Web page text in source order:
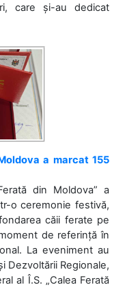
care și-au dedicat
a marcat 155
din Moldova” a
o ceremonie festivă,
căii ferate pe
de referință în
La eveniment au
Dezvoltării Regionale,
al Î.S. „Calea Ferată